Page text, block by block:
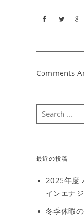
Comments
最近の投稿
2025年度
インエナ
冬季休暇の